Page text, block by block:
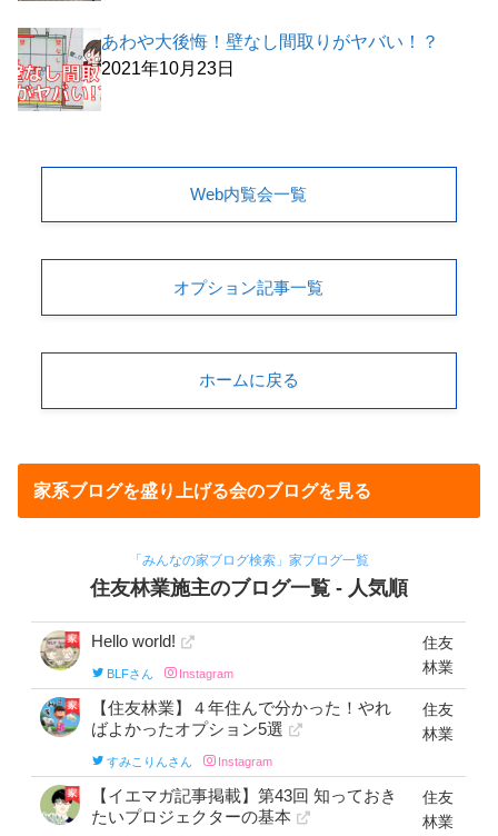
あわや大後悔！壁なし間取りがヤバい！？
2021年10月23日
Web内覧会一覧
オプション記事一覧
ホームに戻る
家系ブログを盛り上げる会のブログを見る